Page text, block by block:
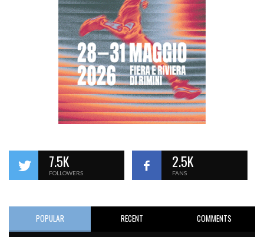
7.5K
FOLLOWERS
2.5K
FANS
POPULAR RECENT COMMENTS